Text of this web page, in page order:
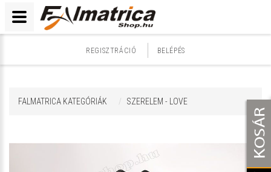
REGISZTRÁCIÓ BELÉPÉS
FALMATRICA KATEGÓRIÁK SZERELEM - LOVE